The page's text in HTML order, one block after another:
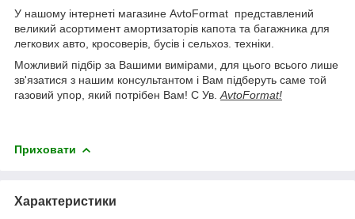
У нашому інтернеті магазине AvtoFormat представлений
великий асортимент амортизаторів капота та багажника для
легкових авто, кросоверів, бусів і сельхоз. техніки.
Можливий підбір за Вашими вимірами, для цього всього лише
зв'язатися з нашим консультантом і Вам підберуть саме той
газовий упор, який потрібен Вам! С Ув. AvtoFormat!
Приховати
Характеристики